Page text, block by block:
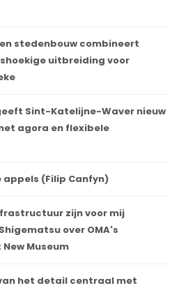
stedenbouw combineert
uitbreiding voor
Sint-Katelijne-Waver nieuw
agora en flexibele
appels (Filip Canfyn)
zijn voor mij
over OMA's
Museum
het detail centraal met